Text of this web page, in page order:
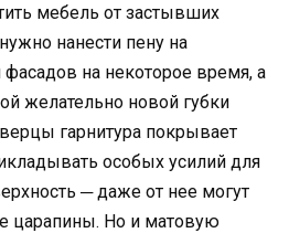
мебель от застывших
нанести пену на
фасадов на некоторое время, а
желательно новой губки
гарнитура покрывает
особых усилий для
─ даже от нее могут
царапины. Но и матовую